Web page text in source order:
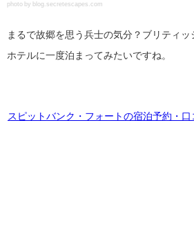
photo by blog.secretescapes.com
まるで故郷を思う兵士の気分？ブリティ
ホテルに一度泊まってみたいですね。
スピットバンク・フォートの宿泊予約・口